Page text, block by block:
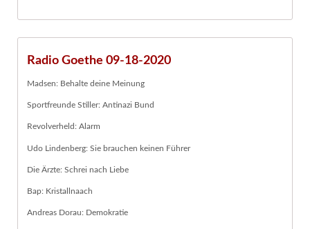
Radio Goethe 09-18-2020
Madsen: Behalte deine Meinung
Sportfreunde Stiller: Antinazi Bund
Revolverheld: Alarm
Udo Lindenberg: Sie brauchen keinen Führer
Die Ärzte: Schrei nach Liebe
Bap: Kristallnaach
Andreas Dorau: Demokratie